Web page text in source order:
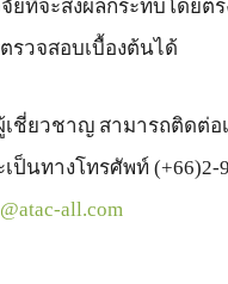
ที่จะส่งผลกระทบโดยตร
รวจสอบเบื้องต้นได้
ชี่ยวชาญ สามารถติดต่อ
นทางโทรศัพท์ (+66)2-
all.com